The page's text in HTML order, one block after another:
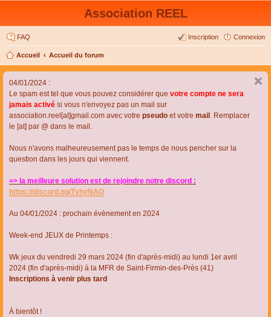
Association REEL
FAQ Connexion
Inscription
Accueil Accueil du forum
04/01/2024 :
Le spam est tel que vous pouvez considérer que votre compte ne sera
jamais activé si vous n'envoyez pas un mail sur
association.reel[at]gmail.com avec votre pseudo et votre mail . Remplacer
le [at] par @ dans le mail.
Nous n'avons malheureusement pas le temps de nous pencher sur la
question dans les jours qui viennent.
=> la meilleure solution est de rejoindre notre discord :
https://discord.gg/TvhyNAQ
Au 04/01/2024 : prochain évènement en 2024
Week-end JEUX de Printemps :
Wk jeux du vendredi 29 mars 2024 (fin d'après-midi) au lundi 1er avril
2024 (fin d'après-midi) à la MFR de Saint-Firmin-des-Près (41)
Inscriptions à venir plus tard
À bientôt !